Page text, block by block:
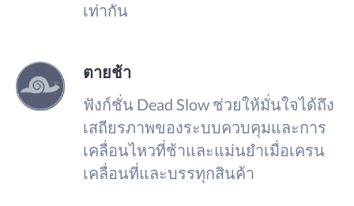
เท่ากัน
ตายช้า
ฟังก์ชั่น Dead Slow ช่วยให้มั่นใจได้ถึง
เสถียรภาพของระบบควบคุมและการ
เคลื่อนไหวที่ช้าและแม่นยำเมื่อเครน
เคลื่อนที่และบรรทุกสินค้า